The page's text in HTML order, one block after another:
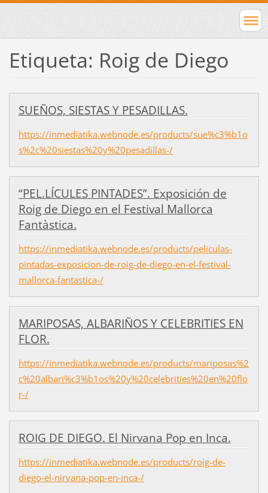
Etiqueta: Roig de Diego
SUEÑOS, SIESTAS Y PESADILLAS.
https://inmediatika.webnode.es/products/sue%c3%b1o
s%2c%20siestas%20y%20pesadillas-/
“PEL.LÍCULES PINTADES”. Exposición de
Roig de Diego en el Festival Mallorca
Fantàstica.
https://inmediatika.webnode.es/products/peliculas-
pintadas-exposicion-de-roig-de-diego-en-el-festival-
mallorca-fantastica-/
MARIPOSAS, ALBARIÑOS Y CELEBRITIES EN
FLOR.
https://inmediatika.webnode.es/products/mariposas%2
c%20albari%c3%b1os%20y%20celebrities%20en%20flo
r-/
ROIG DE DIEGO. El Nirvana Pop en Inca.
https://inmediatika.webnode.es/products/roig-de-
diego-el-nirvana-pop-en-inca-/